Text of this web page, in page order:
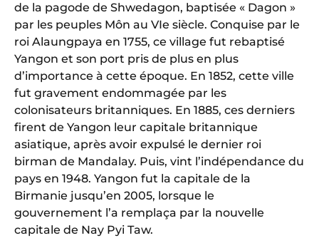
de la pagode de Shwedagon, baptisée « Dagon »
par les peuples Môn au VIe siècle. Conquise par le
roi Alaungpaya en 1755, ce village fut rebaptisé
Yangon et son port pris de plus en plus
d’importance à cette époque. En 1852, cette ville
fut gravement endommagée par les
colonisateurs britanniques. En 1885, ces derniers
firent de Yangon leur capitale britannique
asiatique, après avoir expulsé le dernier roi
birman de Mandalay. Puis, vint l’indépendance du
pays en 1948. Yangon fut la capitale de la
Birmanie jusqu’en 2005, lorsque le
gouvernement l’a remplaça par la nouvelle
capitale de Nay Pyi Taw.